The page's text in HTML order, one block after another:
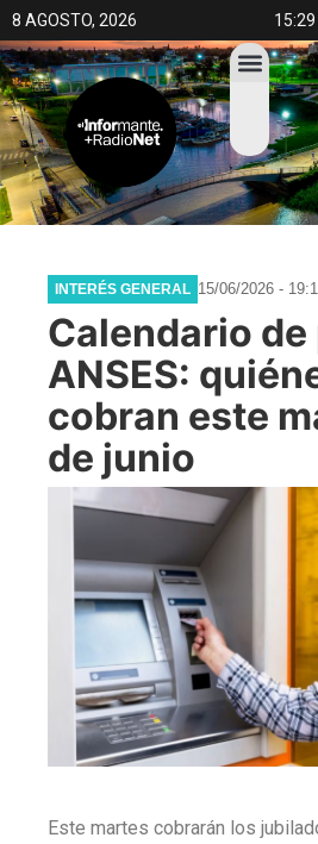
8 AGOSTO, 2026 15:29
INTERÉS GENERAL 15/06/2026 -
Calendario de
ANSES:
cobran este
de junio
Este martes cobrarán los